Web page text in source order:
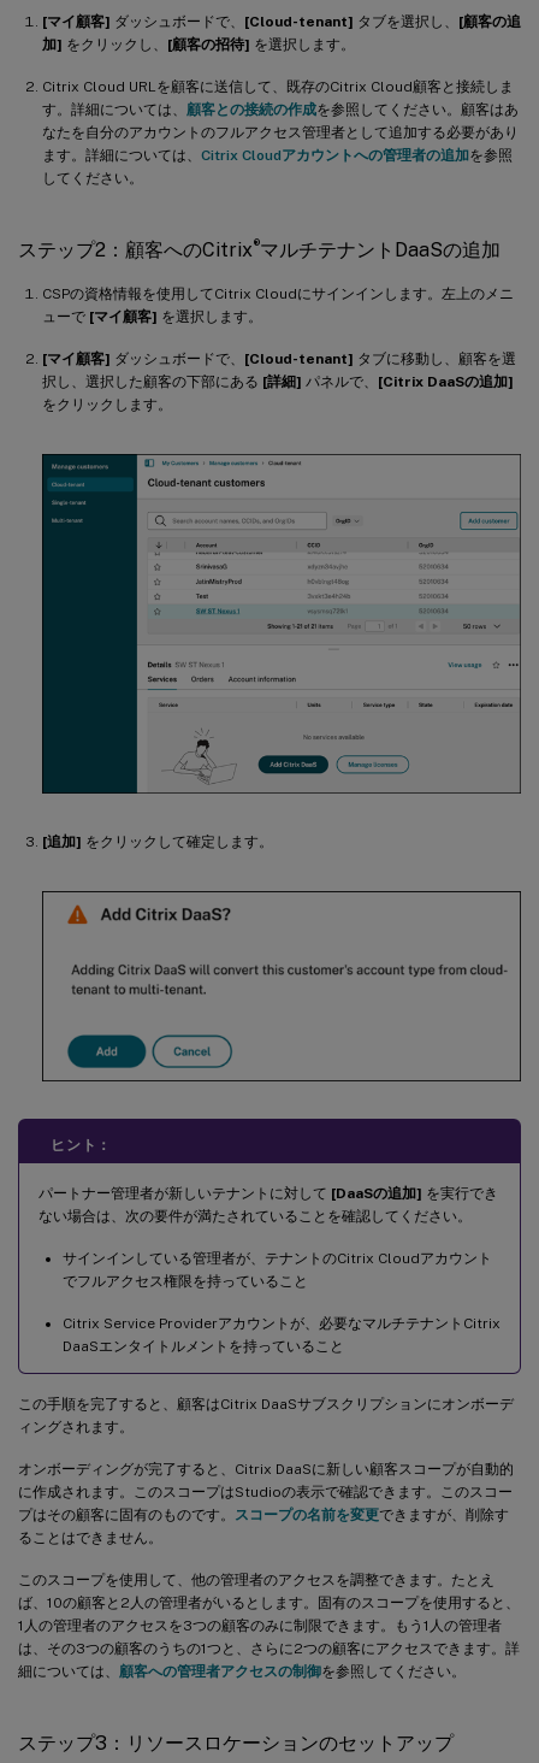
[マイ顧客] ダッシュボードで、 [Cloud-tenant] タブを選択し、 [顧客の追
加] をクリックし、 [顧客の招待] を選択します。
Citrix Cloud URLを顧客に送信して、既存のCitrix Cloud顧客と接続しま
す。詳細については、 顧客との接続の作成を参照してください。顧客はあ
なたを自分のアカウントのフルアクセス管理者として追加する必要があり
ます。詳細については、 Citrix Cloudアカウントへの管理者の追加を参照
してください。
ステップ2：顧客へのCitrix®マルチテナントDaaSの追加
CSPの資格情報を使用してCitrix Cloudにサインインします。左上のメニ
ューで [マイ顧客] を選択します。
[マイ顧客] ダッシュボードで、 [Cloud-tenant] タブに移動し、顧客を選
択し、選択した顧客の下部にある [詳細] パネルで、 [Citrix DaaSの追加]
をクリックします。
[追加] をクリックして確定します。
ヒント：
パートナー管理者が新しいテナントに対して [DaaSの追加] を実行でき
ない場合は、次の要件が満たされていることを確認してください。
サインインしている管理者が、テナントのCitrix Cloudアカウント
でフルアクセス権限を持っていること
Citrix Service Providerアカウントが、必要なマルチテナントCitrix
DaaSエンタイトルメントを持っていること
この手順を完了すると、顧客はCitrix DaaSサブスクリプションにオンボーデ
ィングされます。
オンボーディングが完了すると、Citrix DaaSに新しい顧客スコープが自動的
に作成されます。このスコープはStudioの表示で確認できます。このスコー
プはその顧客に固有のものです。
スコープの名前を変更できますが、削除す
ることはできません。
このスコープを使用して、他の管理者のアクセスを調整できます。たとえ
ば、10の顧客と2人の管理者がいるとします。固有のスコープを使用すると、
1人の管理者のアクセスを3つの顧客のみに制限できます。もう1人の管理者
は、その3つの顧客のうちの1つと、さらに2つの顧客にアクセスできます。詳
細については、 顧客への管理者アクセスの制御を参照してください。
ステップ3：リソースロケーションのセットアップ